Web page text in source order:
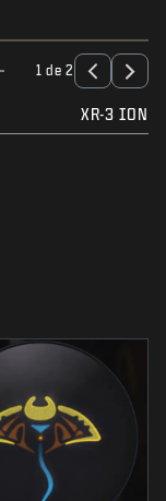
1 de 2
XR-3 ION